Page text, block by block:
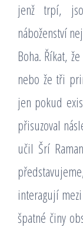
jenž trpí,
náboženství
Boha. Říkat,
nebo že tři
jen pokud
přisuzoval
učil Šrí
interagují
špatné činy